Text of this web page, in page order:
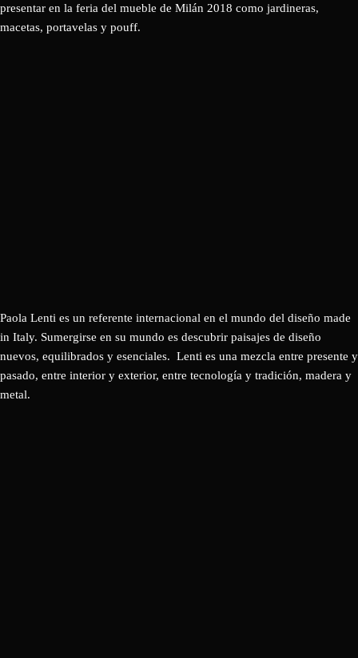
presentar en la feria del mueble de Milán 2018 como jardineras,
macetas, portavelas y pouff.
Paola Lenti es un referente internacional en el mundo del diseño made
in Italy. Sumergirse en su mundo es descubrir paisajes de diseño
nuevos, equilibrados y esenciales. Lenti es una mezcla entre presente y
pasado, entre interior y exterior, entre tecnología y tradición, madera y
metal.